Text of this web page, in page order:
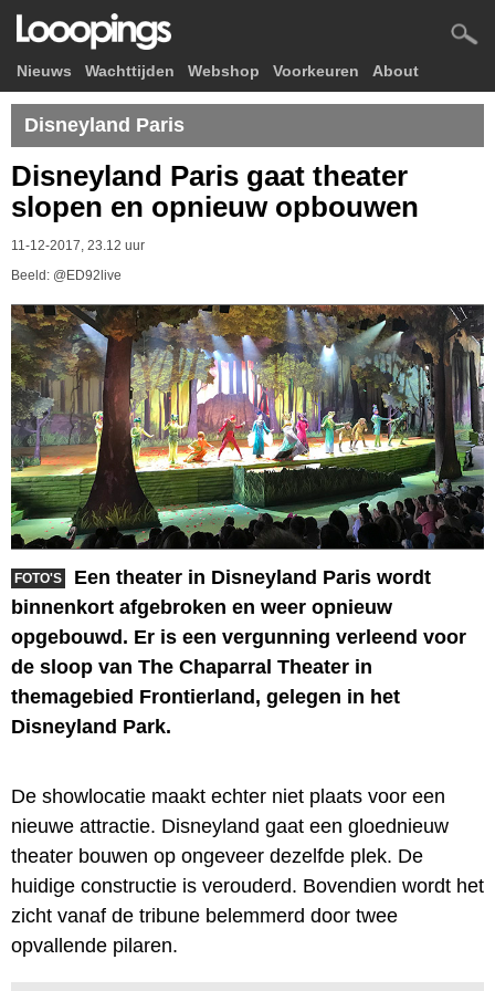
Nieuws Wachttijden Webshop Voorkeuren About
Disneyland Paris
Disneyland Paris gaat theater
slopen en opnieuw opbouwen
11-12-2017, 23.12 uur
Beeld: @ED92live
FOTO'S
Een theater in Disneyland Paris wordt
binnenkort afgebroken en weer opnieuw
opgebouwd. Er is een vergunning verleend voor
de sloop van The Chaparral Theater in
themagebied Frontierland, gelegen in het
Disneyland Park.
De showlocatie maakt echter niet plaats voor een
nieuwe attractie. Disneyland gaat een gloednieuw
theater bouwen op ongeveer dezelfde plek. De
huidige constructie is verouderd. Bovendien wordt het
zicht vanaf de tribune belemmerd door twee
opvallende pilaren.